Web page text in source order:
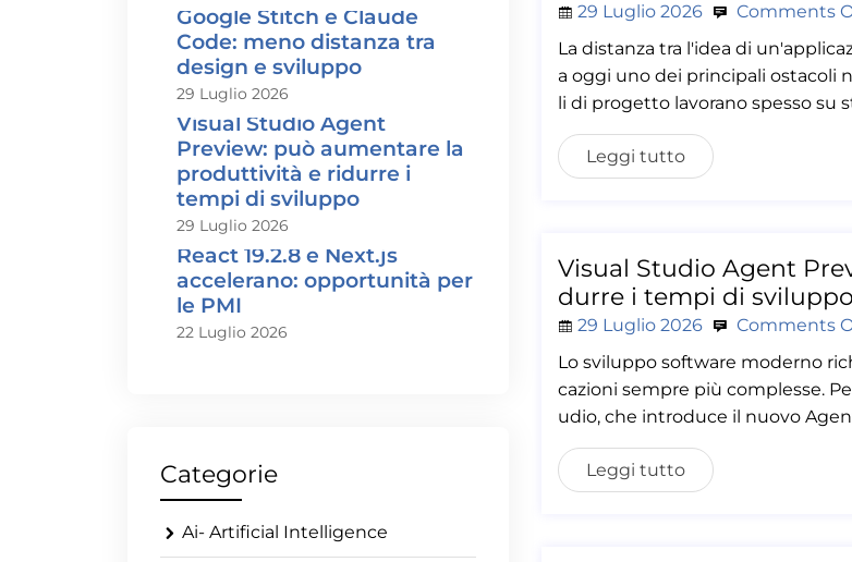
Google Stitch e Claude
Code: meno distanza tra
design e sviluppo
29 Luglio 2026
Visual Studio Agent
Preview: può aumentare la
produttività e ridurre i
tempi di sviluppo
29 Luglio 2026
React 19.2.8 e Next.js
accelerano: opportunità per
le PMI
22 Luglio 2026
Categorie
Ai- Artificial Intelligence
29 Luglio 2026
Comments
La distanza tra l'idea di
a oggi uno dei principali ostacoli
li di progetto lavorano spesso su
Leggi tutto
Visual Studio Agent
durre i tempi di sviluppo
29 Luglio 2026
Comments
Lo sviluppo software moderno
cazioni sempre più complesse.
udio, che introduce il nuovo
Leggi tutto